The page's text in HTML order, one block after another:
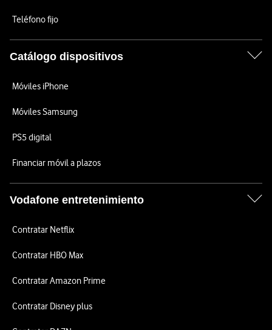
Teléfono fijo
Catálogo dispositivos
Móviles iPhone
Móviles Samsung
PS5 digital
Financiar móvil a plazos
Vodafone entretenimiento
Contratar Netflix
Contratar HBO Max
Contratar Amazon Prime
Contratar Disney plus